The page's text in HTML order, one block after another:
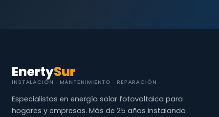
EnertySur
INSTALACIÓN · MANTENIMIENTO · REPARACIÓN
Especialistas en energía solar fotovoltaica para
hogares y empresas. Más de 25 años instalando